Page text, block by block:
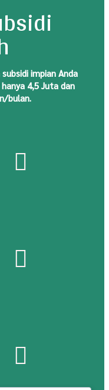
impian Anda
4,5 Juta dan
bulan.